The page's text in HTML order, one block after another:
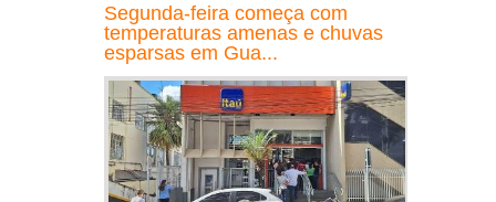
Segunda-feira começa com
temperaturas amenas e chuvas
esparsas em Gua...